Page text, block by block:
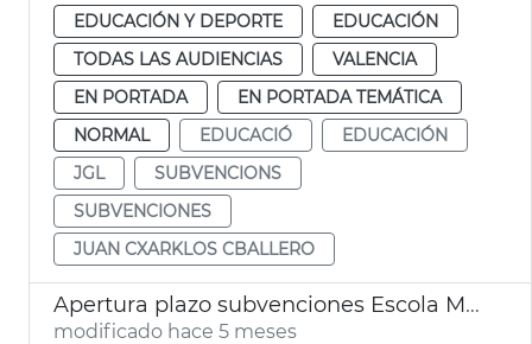
EDUCACIÓN Y DEPORTE
EDUCACIÓN
TODAS LAS AUDIENCIAS
VALENCIA
EN PORTADA
EN PORTADA TEMÁTICA
NORMAL
EDUCACIÓ
EDUCACIÓN
JGL
SUBVENCIONS
SUBVENCIONES
JUAN CXARKLOS CBALLERO
Apertura plazo subvenciones Escola Matinera València
modificado hace 5 meses